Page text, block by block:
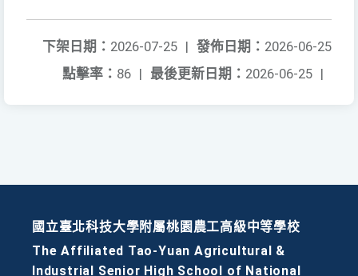
發佈日期： 2026-06-25
下架日期： 2026-07-25 |
最後更新日期： 2026-06-25 |
點擊率： 86 |
國立臺北科技大學附屬桃園農工高級中等學校
The Affiliated Tao-Yuan Agricultural &
Industrial Senior High School of National